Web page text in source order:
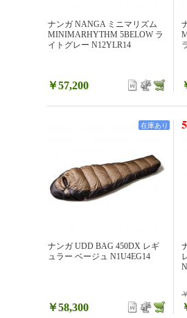
ナンガ NANGA ミニマリズム
MINIMARHYTHM 5BELOW ラ
イトグレー N12YLR14
￥57,200
ナンガ UDD BAG 450DX レギ
ュラー ベージュ N1U4EG14
￥58,300
在庫あり 5